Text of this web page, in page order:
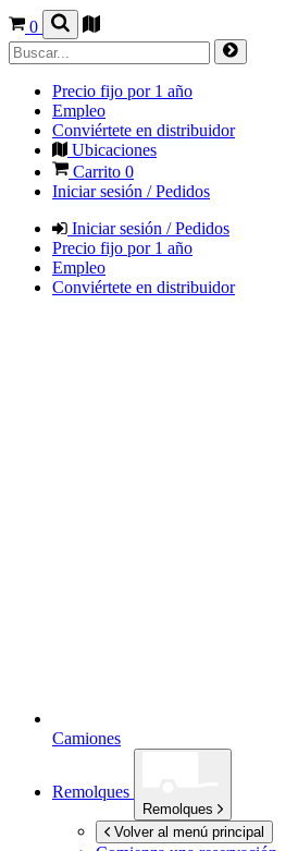
0
Precio fijo por 1 año
Empleo
Conviértete en distribuidor
Ubicaciones
Carrito 0
Iniciar sesión / Pedidos
Iniciar sesión / Pedidos
Precio fijo por 1 año
Empleo
Conviértete en distribuidor
Camiones
Remolques
Remolques
Volver al menú principal